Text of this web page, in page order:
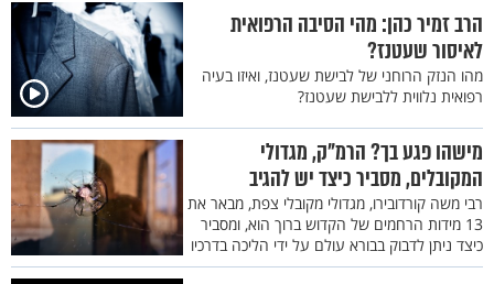
הרב זמיר כהן: מהי הסיבה הרפואית
לאיסור שעטנז?
מהו הנזק הרוחני של לבישת שעטנז, ואיזו בעיה
רפואית נלווית ללבישת שעטנז?
מישהו פגע בך? הרמ"ק, מגדולי
המקובלים, מסביר כיצד יש להגיב
רבי משה קורדובירו, מגדולי מקובלי צפת, מבאר את
13 מידות הרחמים של הקדוש ברוך הוא, ומסביר
כיצד ניתן לדבוק בבורא עולם על ידי הליכה בדרכיו